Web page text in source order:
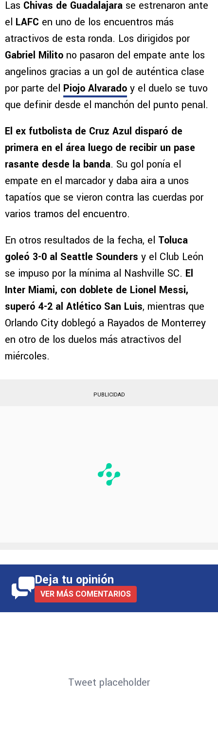
Las Chivas de Guadalajara se estrenaron ante
el LAFC en uno de los encuentros más
atractivos de esta ronda. Los dirigidos por
Gabriel Milito no pasaron del empate ante los
angelinos gracias a un gol de auténtica clase
por parte del Piojo Alvarado y el duelo se tuvo
que definir desde el manchón del punto penal.
El ex futbolista de Cruz Azul disparó de
primera en el área luego de recibir un pase
rasante desde la banda. Su gol ponía el
empate en el marcador y daba aira a unos
tapatíos que se vieron contra las cuerdas por
varios tramos del encuentro.
En otros resultados de la fecha, el Toluca
goleó 3-0 al Seattle Sounders y el Club León
se impuso por la mínima al Nashville SC. El
Inter Miami, con doblete de Lionel Messi,
superó 4-2 al Atlético San Luis, mientras que
Orlando City doblegó a Rayados de Monterrey
en otro de los duelos más atractivos del
miércoles.
PUBLICIDAD
Deja tu opinión
VER MÁS COMENTARIOS
Tweet placeholder